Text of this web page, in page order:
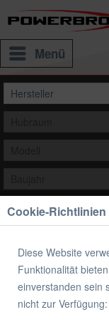
Menü
Auswählen
Übersicht
1999-2002
Cookie-Richtlinien
Diese Website
Funktionalität
einverstanden sein
nicht zur Verfügung: